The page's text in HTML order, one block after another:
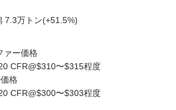
7.3万トン(+51.5%)
ァー価格
CFR@$310〜$315程度
格
CFR@$300〜$303程度